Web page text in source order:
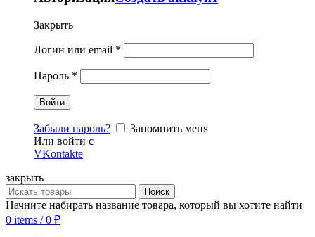
Закрыть
Логин или email *
Пароль *
Забыли пароль?
Запомнить меня
Или войти с
VKontakte
закрыть
Поиск
Начните набирать название товара, который вы хотите найти
0 items / 0 ₽